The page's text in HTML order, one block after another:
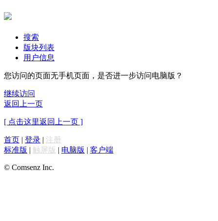
搜索
版块列表
用户信息
您访问的页面无手机页面，是否进一步访问电脑版？
继续访问
返回上一页
[ 点击这里返回上一页 ]
首页 | 登录 | 注册
标准版 | 触屏版 | 电脑版 | 客户端
© Comsenz Inc.